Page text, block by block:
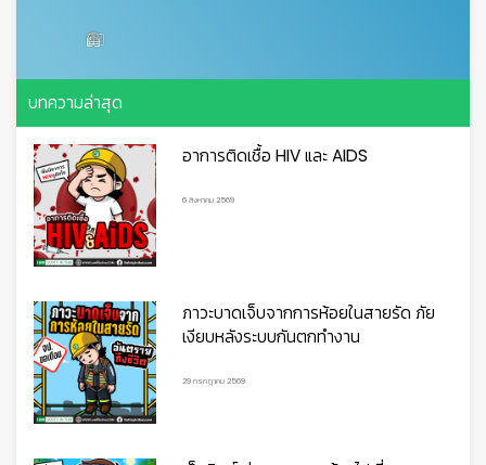
บทความล่าสุด
อาการติดเชื้อ HIV และ AIDS
6 สิงหาคม 2569
ภาวะบาดเจ็บจากการห้อยในสายรัด ภัย
เงียบหลังระบบกันตกทำงาน
29 กรกฎาคม 2569